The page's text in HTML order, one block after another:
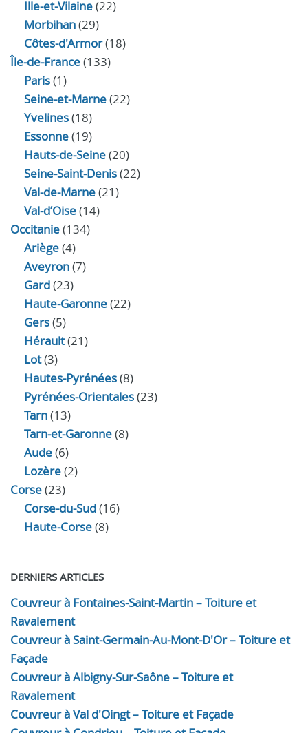
Ille-et-Vilaine(22)
Morbihan(29)
Côtes-d'Armor(18)
Île-de-France(133)
Paris(1)
Seine-et-Marne(22)
Yvelines(18)
Essonne(19)
Hauts-de-Seine(20)
Seine-Saint-Denis(22)
Val-de-Marne(21)
Val-d’Oise(14)
Occitanie(134)
Ariège(4)
Aveyron(7)
Gard(23)
Haute-Garonne(22)
Gers(5)
Hérault(21)
Lot(3)
Hautes-Pyrénées(8)
Pyrénées-Orientales(23)
Tarn(13)
Tarn-et-Garonne(8)
Aude(6)
Lozère(2)
Corse(23)
Corse-du-Sud(16)
Haute-Corse(8)
DERNIERS ARTICLES
Couvreur à Fontaines-Saint-Martin – Toiture et
Ravalement
Couvreur à Saint-Germain-Au-Mont-D'Or – Toiture et
Façade
Couvreur à Albigny-Sur-Saône – Toiture et
Ravalement
Couvreur à Val d'Oingt – Toiture et Façade